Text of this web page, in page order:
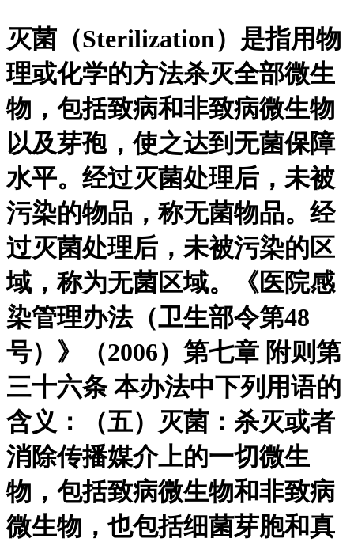
灭菌（Sterilization）是指用物
理或化学的方法杀灭全部微生
物，包括致病和非致病微生物
以及芽孢，使之达到无菌保障
水平。经过灭菌处理后，未被
污染的物品，称无菌物品。经
过灭菌处理后，未被污染的区
域，称为无菌区域。《医院感
染管理办法（卫生部令第48
号）》（2006）第七章 附则第
三十六条 本办法中下列用语的
含义：（五）灭菌：杀灭或者
消除传播媒介上的一切微生
物，包括致病微生物和非致病
微生物，也包括细菌芽胞和真